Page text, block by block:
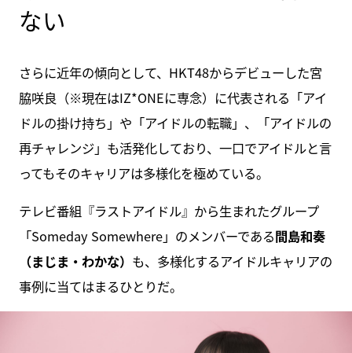
ない
さらに近年の傾向として、HKT48からデビューした宮
脇咲良（※現在はIZ*ONEに専念）に代表される「アイ
ドルの掛け持ち」や「アイドルの転職」、「アイドルの
再チャレンジ」も活発化しており、一口でアイドルと言
ってもそのキャリアは多様化を極めている。
テレビ番組『ラストアイドル』から生まれたグループ
「Someday Somewhere」のメンバーである間島和奏
（まじま・わかな） も、多様化するアイドルキャリアの
事例に当てはまるひとりだ。